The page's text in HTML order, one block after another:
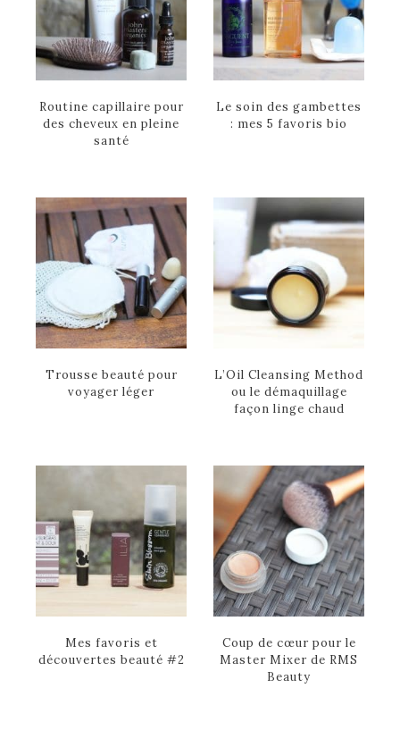
Routine capillaire pour
des cheveux en pleine
santé
Le soin des gambettes
: mes 5 favoris bio
Trousse beauté pour
voyager léger
L’Oil Cleansing Method
ou le démaquillage
façon linge chaud
Mes favoris et
découvertes beauté #2
Coup de cœur pour le
Master Mixer de RMS
Beauty